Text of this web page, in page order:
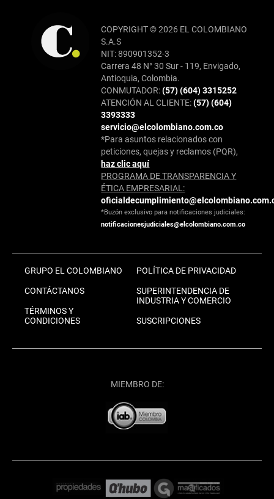
COPYRIGHT © 2026 EL COLOMBIANO
S.A.S
NIT: 890901352-3
Carrera 48 N° 30 Sur - 119, Envigado,
Antioquia, Colombia.
CONMUTADOR:(57) (604) 3315252
ATENCIÓN AL CLIENTE:(57) (604)
3393333
servicio@elcolombiano.com.co
*Para asuntos relacionados con
peticiones, quejas y reclamos (PQR),
haz clic aquí
PROGRAMA DE TRANSPARENCIA Y
ÉTICA EMPRESARIAL:
*Buzón exclusivo para notificaciones judiciales:
notificacionesjudiciales@elcolombiano.com.co
GRUPO EL COLOMBIANO
CONTÁCTANOS
TÉRMINOS Y
CONDICIONES
POLÍTICA DE PRIVACIDAD
SUPERINTENDENCIA DE
INDUSTRIA Y COMERCIO
SUSCRIPCIONES
MIEMBRO DE: